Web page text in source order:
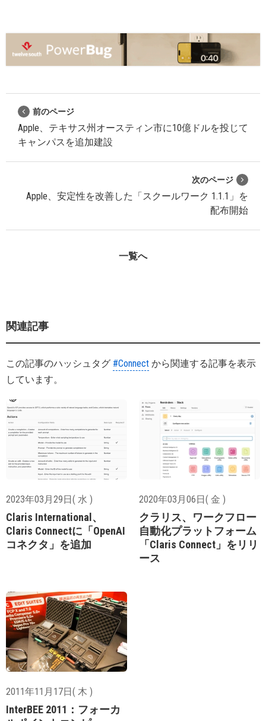
前のページ
Apple、テキサス州オースティン市に10億ドルを投じて
キャンパスを追加建設
次のページ
Apple、安定性を改善した「スクールワーク 1.1.1」を
配布開始
一覧へ
関連記事
この記事のハッシュタグ #Connect から関連する記事を表示
しています。
2023年03月29日( 水 )
Claris International、
Claris Connectに「OpenAI
コネクタ」を追加
2020年03月06日( 金 )
クラリス、ワークフロー
自動化プラットフォーム
「Claris Connect」をリリ
ース
2011年11月17日( 木 )
InterBEE 2011：フォーカ